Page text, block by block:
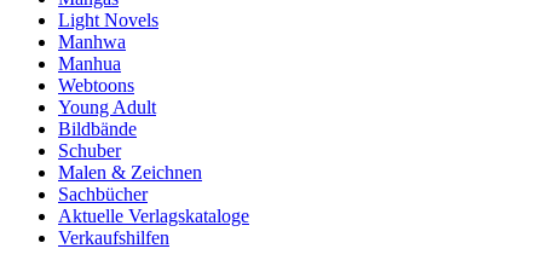
Light Novels
Manhwa
Manhua
Webtoons
Young Adult
Bildbände
Schuber
Malen & Zeichnen
Sachbücher
Aktuelle Verlagskataloge
Verkaufshilfen